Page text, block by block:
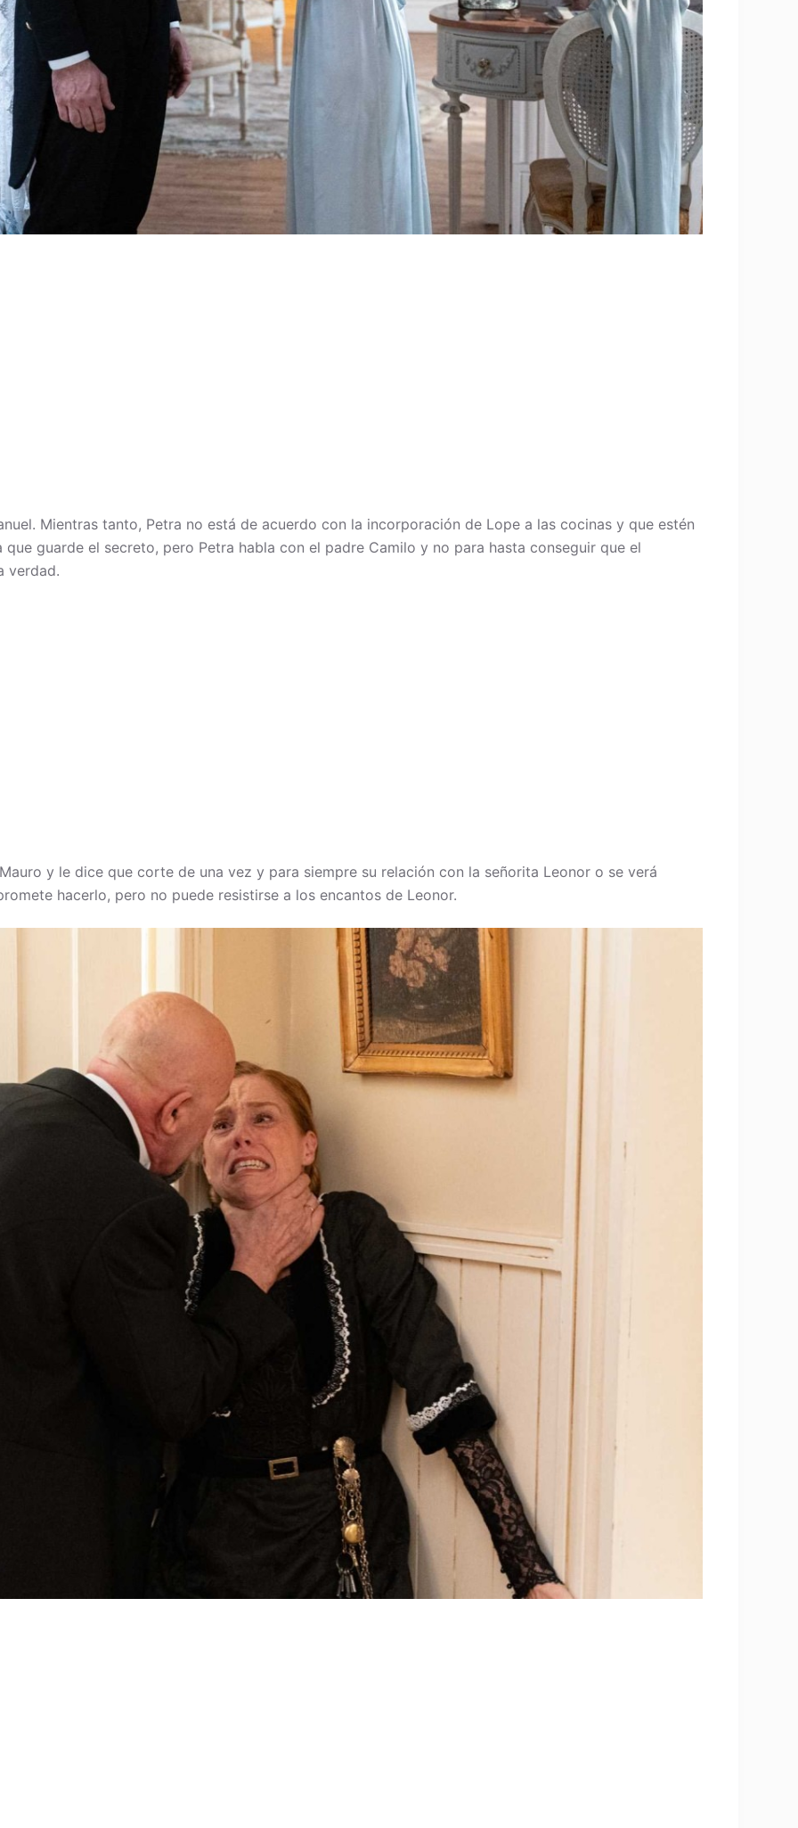
Mientras tanto, Petra no está de acuerdo con la incorporación de Lope a las cocinas y que estén
que guarde el secreto, pero Petra habla con el padre Camilo y no para hasta conseguir que el
verdad.
y le dice que corte de una vez y para siempre su relación con la señorita Leonor o se verá
hacerlo, pero no puede resistirse a los encantos de Leonor.